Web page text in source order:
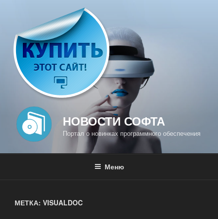
содержимому
НОВОСТИ СОФТА
Портал о новинках программного обеспечения
Меню
МЕТКА: VISUALDOC